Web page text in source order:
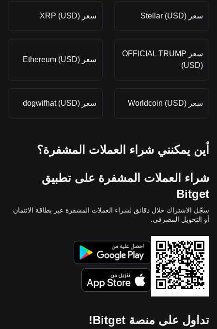
سعر Stellar (USD) سعر XRP (USD)
سعر OFFICIAL TRUMP
(USD)
سعر Ethereum (USD)
سعر Worldcoin (USD) سعر dogwifhat (USD)
أين يمكنني شراء العملات المشفرة؟
شراء العملات المشفرة على تطبيق
Bitget
سجّل الاشتراك خلال دقائق لشراء العملات المشفرة عبر بطاقة الائتمان
أو التحويل المصرفي.
تداول على منصة Bitget!